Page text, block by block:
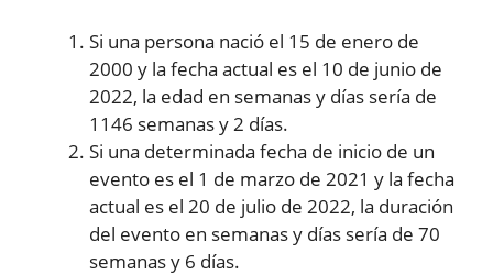
Si una persona nació el 15 de enero de
2000 y la fecha actual es el 10 de junio de
2022, la edad en semanas y días sería de
1146 semanas y 2 días.
Si una determinada fecha de inicio de un
evento es el 1 de marzo de 2021 y la fecha
actual es el 20 de julio de 2022, la duración
del evento en semanas y días sería de 70
semanas y 6 días.